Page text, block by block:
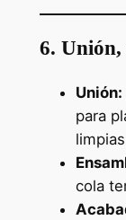
6. Unión,
Unión:
para
cola